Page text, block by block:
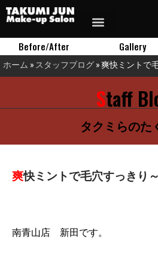
Before/After Gallery
ホーム » スタッフブログ »爽快ミントで
Staff
タクミらのた
爽快ミントで毛穴すっきり
南青山店 新田です。